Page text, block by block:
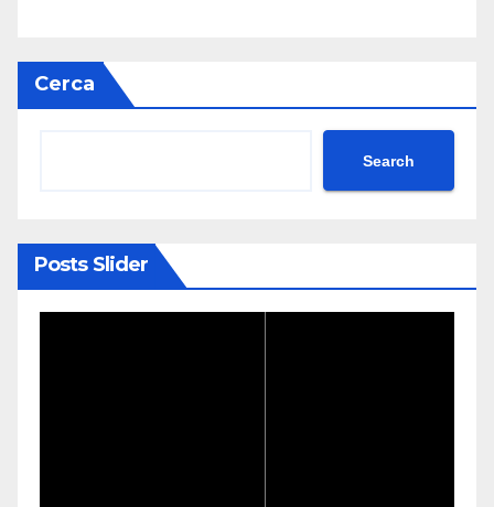
Cerca
Search
Posts Slider